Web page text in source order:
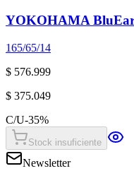
YOKOHAMA
165/65/14
$ 576.999
$ 375.049
C/U-35%
Stock insuficiente
Newsletter